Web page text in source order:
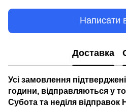
Написати
Доставка
Усі замовлення
години, відправляються у
Субота та неділя